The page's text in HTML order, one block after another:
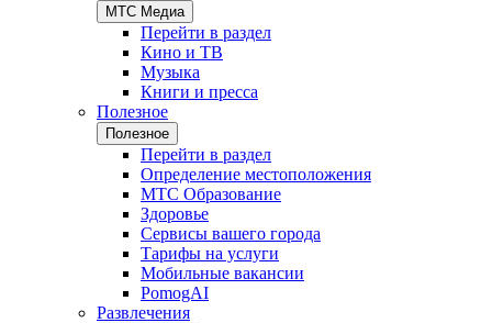
МТС Медиа
Перейти в раздел
Кино и ТВ
Музыка
Книги и пресса
Полезное
Полезное
Перейти в раздел
Определение местоположения
МТС Образование
Здоровье
Сервисы вашего города
Тарифы на услуги
Мобильные вакансии
PomogAI
Развлечения